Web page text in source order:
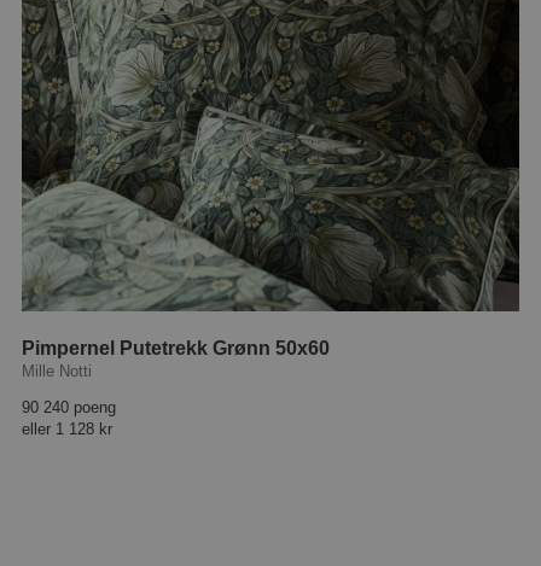
Pimpernel Putetrekk Grønn 50x60
Mille Notti
90 240 poeng
eller 1 128 kr